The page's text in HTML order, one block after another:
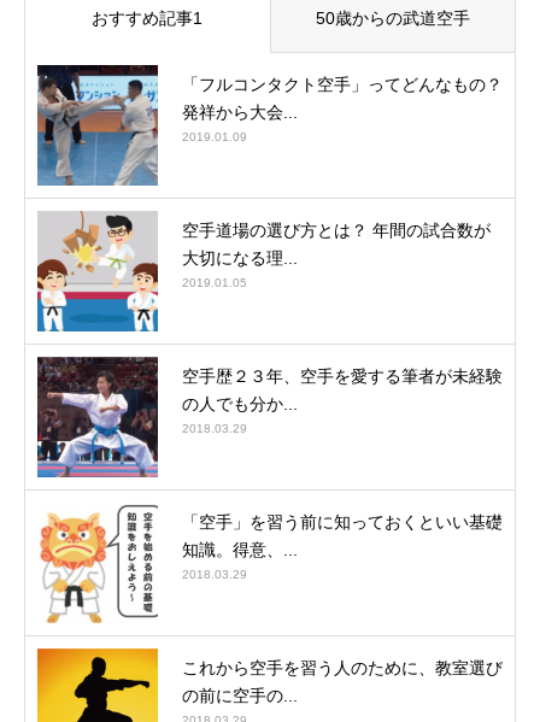
おすすめ記事1 50歳からの武道空手
「フルコンタクト空手」ってどんなもの？
発祥から大会...
2019.01.09
空手道場の選び方とは？ 年間の試合数が
大切になる理...
2019.01.05
空手歴２３年、空手を愛する筆者が未経験
の人でも分か...
2018.03.29
「空手」を習う前に知っておくといい基礎
知識。得意、...
2018.03.29
これから空手を習う人のために、教室選び
の前に空手の...